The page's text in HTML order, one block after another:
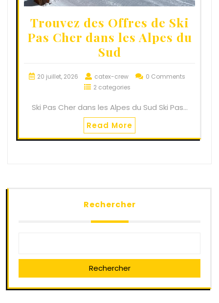
Trouvez des Offres de Ski
Pas Cher dans les Alpes du
Sud
20 juillet, 2026 catex-crew
0 Comments
2 categories
Ski Pas Cher dans les Alpes du Sud Ski Pas…
Read More
Rechercher
Rechercher